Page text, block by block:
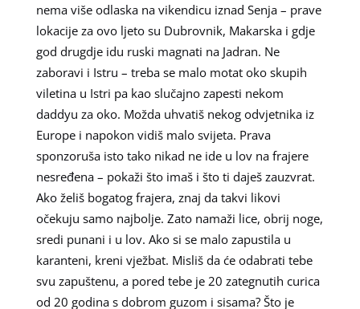
nema više odlaska na vikendicu iznad Senja – prave
lokacije za ovo ljeto su Dubrovnik, Makarska i gdje
god drugdje idu ruski magnati na Jadran. Ne
zaboravi i Istru – treba se malo motat oko skupih
viletina u Istri pa kao slučajno zapesti nekom
daddyu za oko. Možda uhvatiš nekog odvjetnika iz
Europe i napokon vidiš malo svijeta. Prava
sponzoruša isto tako nikad ne ide u lov na frajere
nesređena – pokaži što imaš i što ti daješ zauzvrat.
Ako želiš bogatog frajera, znaj da takvi likovi
očekuju samo najbolje. Zato namaži lice, obrij noge,
sredi punani i u lov. Ako si se malo zapustila u
karanteni, kreni vježbat. Misliš da će odabrati tebe
svu zapuštenu, a pored tebe je 20 zategnutih curica
od 20 godina s dobrom guzom i sisama? Što je